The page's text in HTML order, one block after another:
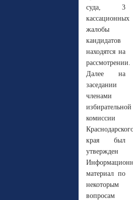
суда, 3
кассационных
жалобы
кандидатов
находятся на
рассмотрении.
Далее на
заседании
членами
избирательной
комиссии
края был
утвержден
материал по
некоторым
вопросам